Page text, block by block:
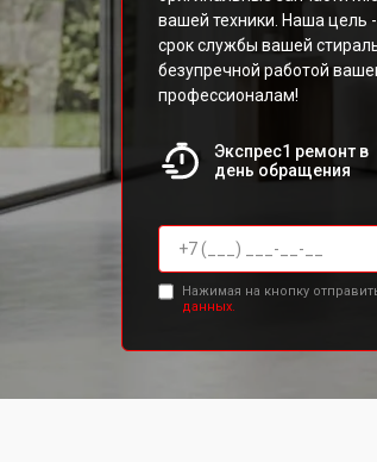
вашей техники. Наша цель
срок службы вашей
безупречной работой
профессионалам!
Экспрес1 ремонт в
день обращения
Нажимая на кнопку
данных.